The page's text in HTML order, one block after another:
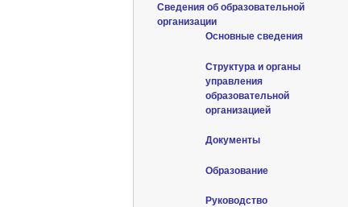
Сведения об образовательной
организации
Основные сведения
Структура и органы
управления
образовательной
организацией
Документы
Образование
Руководство